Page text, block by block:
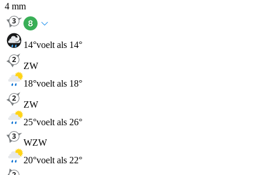
4 mm
14°voelt als 14°
ZW
18°voelt als 18°
ZW
25°voelt als 26°
WZW
20°voelt als 22°